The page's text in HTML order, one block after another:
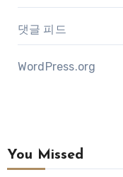
댓글 피드
WordPress.org
You Missed